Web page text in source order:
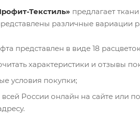
Текстиль» предлагает
различные вариации
представлен в виде 18
характеристики и отзывы
условия покупки;
России онлайн на сайте или